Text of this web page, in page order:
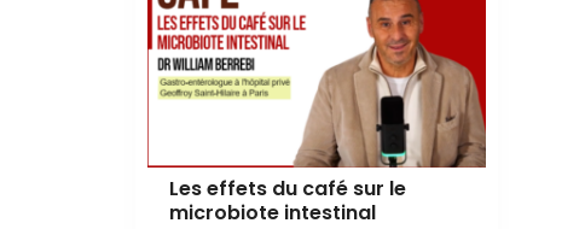
Les effets du café sur le
microbiote intestinal